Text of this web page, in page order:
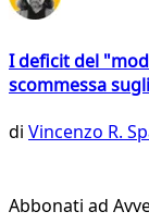
I deficit del
scommessa
di Vincenzo R.
Abbonati ad